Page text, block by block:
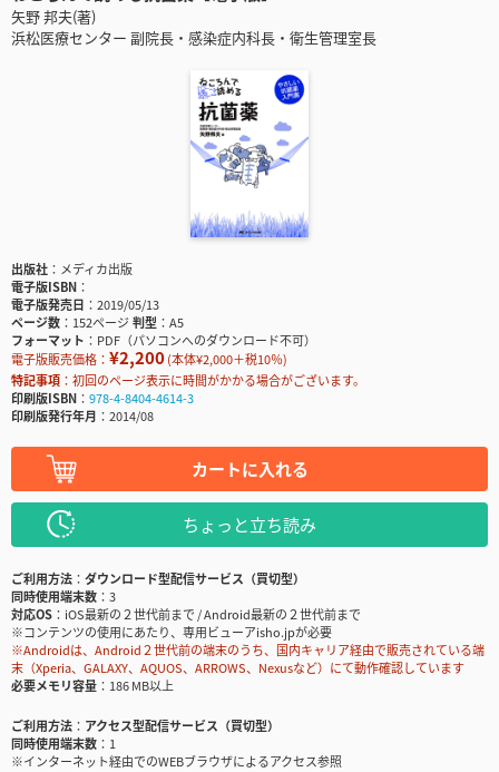
矢野 邦夫(著)
浜松医療センター 副院長・感染症内科長・衛生管理室長
出版社
メディカ出版
電子版ISBN
電子版発売日
2019/05/13
ページ数
152ページ判型
A5
フォーマット
PDF（パソコンへのダウンロード不可）
電子版販売価格： ¥2,200(本体¥2,000＋税10％)
特記事項
初回のページ表示に時間がかかる場合がございます。
印刷版ISBN
978-4-8404-4614-3
印刷版発行年月
2014/08
カートに入れる
ちょっと立ち読み
ご利用方法
ダウンロード型配信サービス（買切型）
同時使用端末数
3
対応OS
iOS最新の２世代前まで / Android最新の２世代前まで
※コンテンツの使用にあたり、専用ビューアisho.jpが必要
※Androidは、Android２世代前の端末のうち、国内キャリア経由で販売されている端
末（Xperia、GALAXY、AQUOS、ARROWS、Nexusなど）にて動作確認しています
必要メモリ容量
186 MB以上
ご利用方法
アクセス型配信サービス（買切型）
同時使用端末数
1
※インターネット経由でのWEBブラウザによるアクセス参照